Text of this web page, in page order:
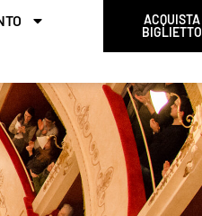
ACQUISTA
BIGLIETTO